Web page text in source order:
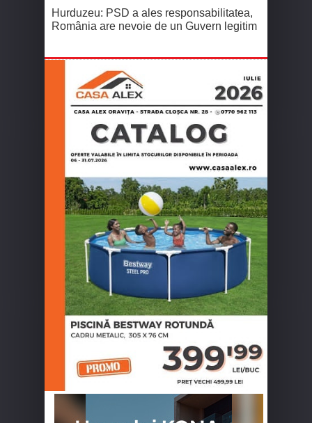
Hurduzeu: PSD a ales responsabilitatea,
România are nevoie de un Guvern legitim